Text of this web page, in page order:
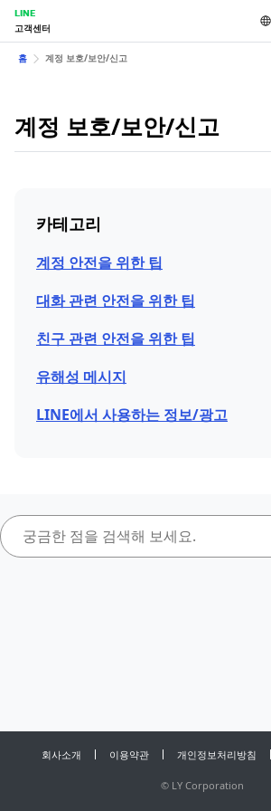
LINE
고객센터
홈 계정 보호/보안/신고
계정 보호/보안/신고
카테고리
계정 안전을 위한 팁
대화 관련 안전을 위한 팁
친구 관련 안전을 위한 팁
유해성 메시지
LINE에서 사용하는 정보/광고
회사소개 이용약관 개인정보처리방침
© LY Corporation